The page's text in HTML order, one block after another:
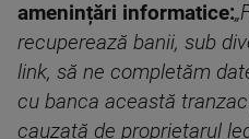
amenințări informatice:
recuperează banii, sub
link, să ne completăm
cu banca această
cauzată de proprietarul